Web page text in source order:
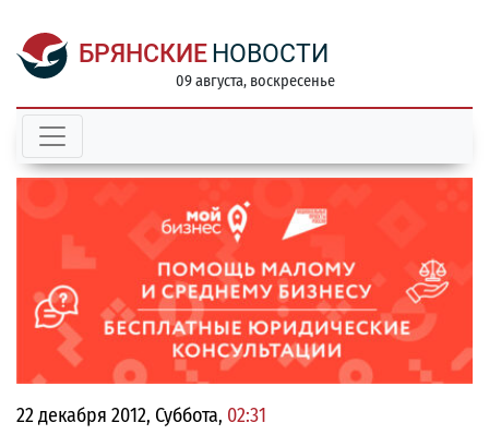
БРЯНСКИЕ НОВОСТИ
09 августа, воскресенье
22 декабря 2012, Суббота, 02:31